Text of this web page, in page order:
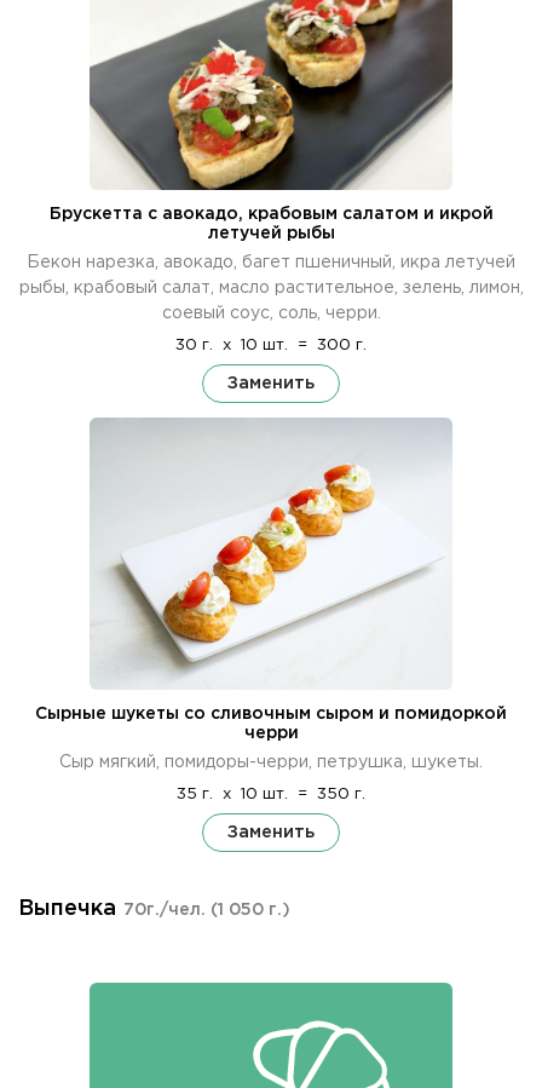
Брускетта с авокадо, крабовым салатом и икрой
летучей рыбы
Бекон нарезка, авокадо, багет пшеничный, икра летучей
рыбы, крабовый салат, масло растительное, зелень, лимон,
соевый соус, соль, черри.
30 г. x 10 шт. = 300 г.
Заменить
Сырные шукеты со сливочным сыром и помидоркой
черри
Сыр мягкий, помидоры-черри, петрушка, шукеты.
35 г. x 10 шт. = 350 г.
Заменить
Выпечка 70г./чел. (1 050 г.)